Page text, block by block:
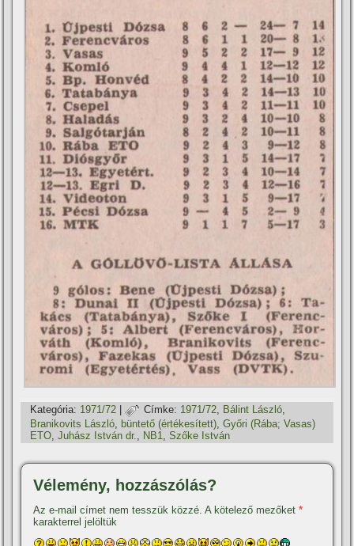
Kategória: 1971/72 | Címke: 1971/72, Bálint László,
Branikovits László
büntető (értékesí­tett) ,Győri (Rába; Vasas)
ETO ,Juhász István dr. NB1 ,Szőke István
Vélemény, hozzászólás?
Az e-mail címet nem tesszük közzé. A kötelező mezőket*
karakterrel jelöltük